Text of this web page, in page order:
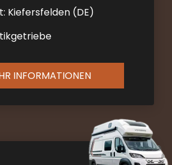
Kiefersfelden (DE)
INFORMATIONEN